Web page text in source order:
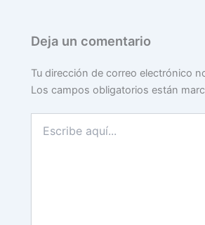
Deja un comentario
Tu dirección de correo electrónico
Los campos obligatorios están
aquí...